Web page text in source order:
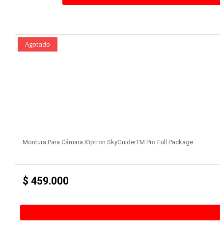
Agotado
Montura Para Cámara IOptron SkyGuiderTM Pro Full Package
$ 459.000